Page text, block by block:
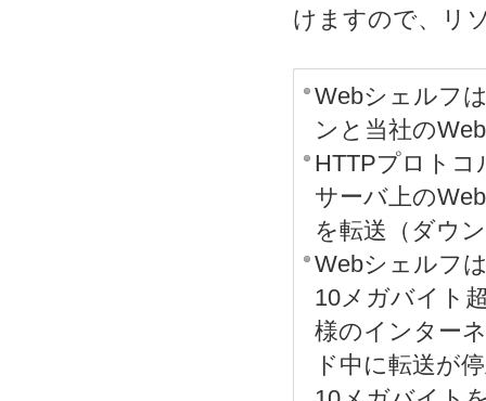
けますので、リ
Webシェルフ
ンと当社の
HTTPプロト
サーバ上の
を転送（ダウ
Webシェルフ
10メガバイト
様のインター
ド中に転送が